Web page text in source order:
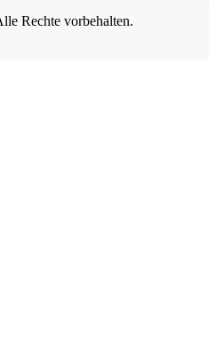
Rechte vorbehalten.